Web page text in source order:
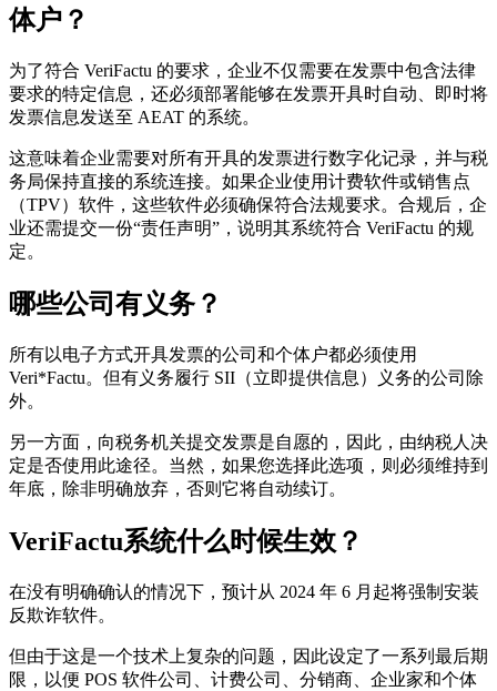
体户？
为了符合 VeriFactu 的要求，企业不仅需要在发票中包含法律
要求的特定信息，还必须部署能够在发票开具时自动、即时将
发票信息发送至 AEAT 的系统。
这意味着企业需要对所有开具的发票进行数字化记录，并与税
务局保持直接的系统连接。如果企业使用计费软件或销售点
（TPV）软件，这些软件必须确保符合法规要求。合规后，企
业还需提交一份“责任声明”，说明其系统符合 VeriFactu 的规
定。
哪些公司有义务？
所有以电子方式开具发票的公司和个体户都必须使用
Veri*Factu。但有义务履行 SII（立即提供信息）义务的公司除
外。
另一方面，向税务机关提交发票是自愿的，因此，由纳税人决
定是否使用此途径。当然，如果您选择此选项，则必须维持到
年底，除非明确放弃，否则它将自动续订。
VeriFactu系统什么时候生效？
在没有明确确认的情况下，预计从 2024 年 6 月起将强制安装
反欺诈软件。
但由于这是一个技术上复杂的问题，因此设定了一系列最后期
限，以便 POS 软件公司、计费公司、分销商、企业家和个体